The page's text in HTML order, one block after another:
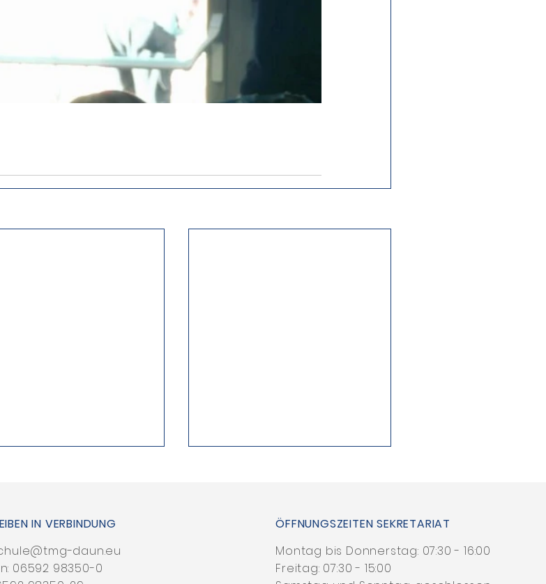
aspera ad astrum
IN VERBINDUNG
daun.eu
06592 98350-0
ÖFFNUNGSZEITEN SEKRETARIAT
Montag bis Donnerstag: 07:30 - 16:00
Freitag: 07:30 - 15:00